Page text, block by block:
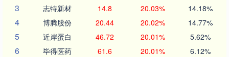
3 志特新材 14.8 20.03% 14.18%
4 博腾股份 20.44 20.02% 14.77%
5 近岸蛋白 46.72 20.01% 5.62%
6 毕得医药 61.6 20.01% 6.12%